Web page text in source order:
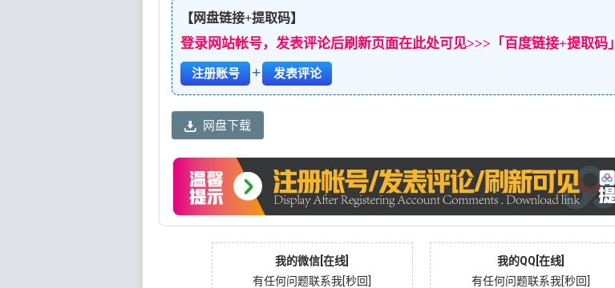
【网盘链接+提取码】
登录网站帐号，发表评论后刷新页面在此处可见>>>「百度链接+提取码」
注册账号 + 发表评论
网盘下载
我的微信[在线]
有任何问题联系我[秒回]
我的QQ[在线]
有任何问题联系我[秒回]